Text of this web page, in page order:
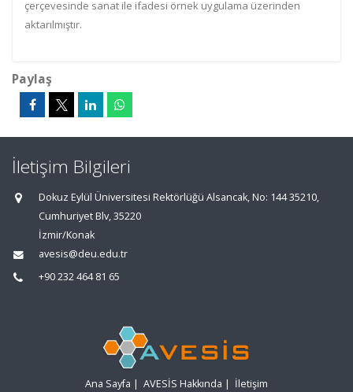
çerçevesinde sanat ile ifadesi örnek uygulama üzerinden
aktarılmıştır.
Paylaş
İletişim Bilgileri
Dokuz Eylül Üniversitesi Rektörlüğü Alsancak, No: 144 35210,
Cumhuriyet Blv, 35220
İzmir/Konak
avesis@deu.edu.tr
+90 232 464 81 65
Ana Sayfa | AVESİS Hakkında | İletişim